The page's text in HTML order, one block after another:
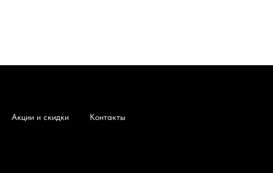
Акции и скидки Контакты